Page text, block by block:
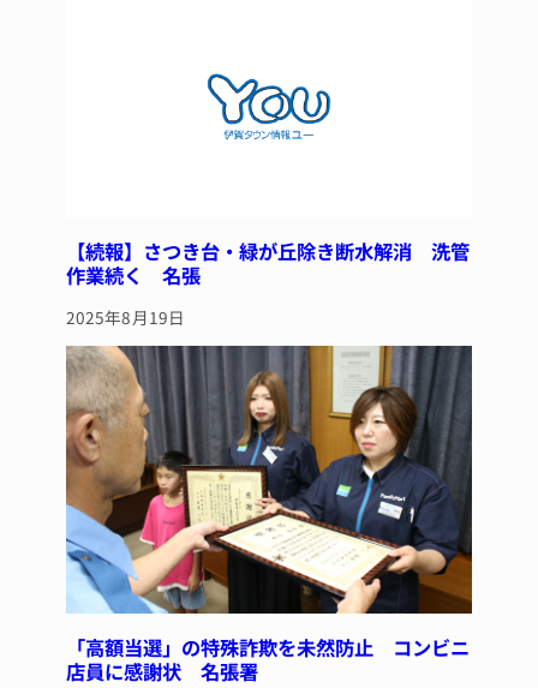
k
【続報】さつき台・緑が丘除き断水解消 洗管
作業続く 名張
2025年8月19日
「高額当選」の特殊詐欺を未然防止 コンビニ
店員に感謝状 名張署